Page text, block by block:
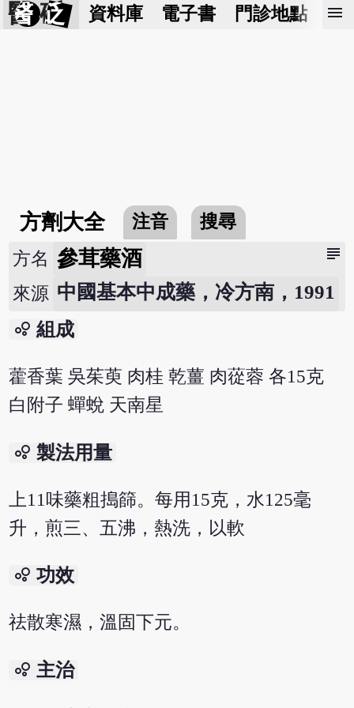
醫 砭 資料庫 電子書 門診地點 預
menu
方劑大全 注音 搜尋
subject
方名 參茸藥酒
來源 中國基本中成藥，冷方南，1991
bubble_chart 組成
藿香葉 吳茱萸 肉桂 乾薑 肉蓯蓉 各15克
白附子 蟬蛻 天南星
bubble_chart 製法用量
上11味藥粗搗篩。每用15克，水125毫
升，煎三、五沸，熱洗，以軟
bubble_chart 功效
祛散寒濕，溫固下元。
bubble_chart 主治